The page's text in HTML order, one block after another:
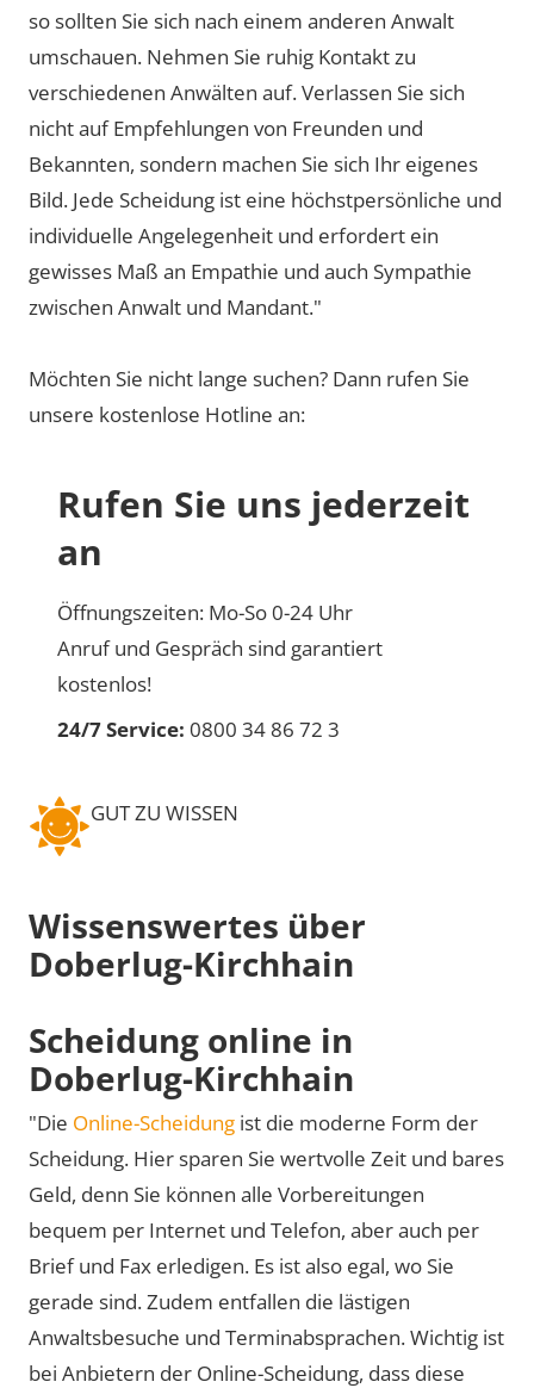
so sollten Sie sich nach einem anderen Anwalt
umschauen. Nehmen Sie ruhig Kontakt zu
verschiedenen Anwälten auf. Verlassen Sie sich
nicht auf Empfehlungen von Freunden und
Bekannten, sondern machen Sie sich Ihr eigenes
Bild. Jede Scheidung ist eine höchstpersönliche und
individuelle Angelegenheit und erfordert ein
gewisses Maß an Empathie und auch Sympathie
zwischen Anwalt und Mandant."
Möchten Sie nicht lange suchen? Dann rufen Sie
unsere kostenlose Hotline an:
Rufen Sie uns jederzeit
an
Öffnungszeiten: Mo-So 0-24 Uhr
Anruf und Gespräch sind garantiert
kostenlos!
24/7 Service: 0800 34 86 72 3
GUT ZU WISSEN
Wissenswertes über
Doberlug-Kirchhain
Scheidung online in
Doberlug-Kirchhain
"Die Online-Scheidung ist die moderne Form der
Scheidung. Hier sparen Sie wertvolle Zeit und bares
Geld, denn Sie können alle Vorbereitungen
bequem per Internet und Telefon, aber auch per
Brief und Fax erledigen. Es ist also egal, wo Sie
gerade sind. Zudem entfallen die lästigen
Anwaltsbesuche und Terminabsprachen. Wichtig ist
bei Anbietern der Online-Scheidung, dass diese